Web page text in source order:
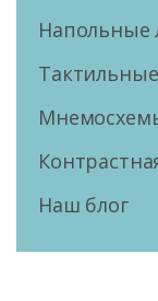
Напольные
Наш блог